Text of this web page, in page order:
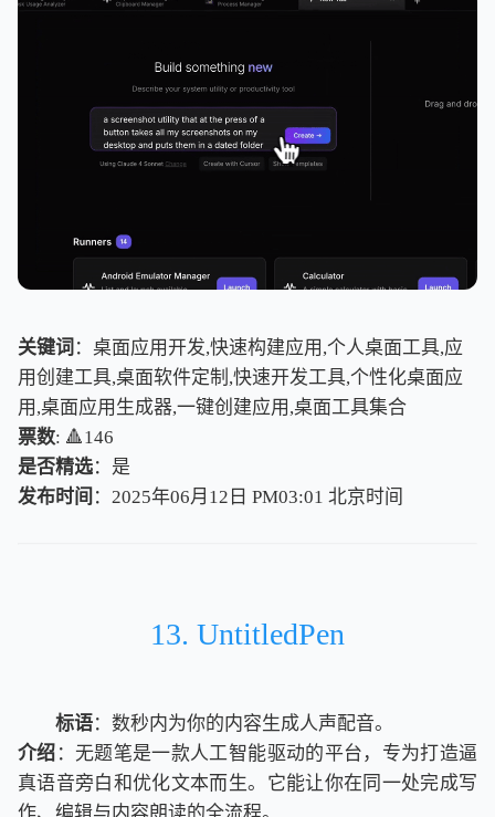
关键词 ：桌面应用开发,快速构建应用,个人桌面工具,应
用创建工具,桌面软件定制,快速开发工具,个性化桌面应
用,桌面应用生成器,一键创建应用,桌面工具集合
票数: 🔺146
是否精选：是
发布时间 ：2025年06月12日 PM03:01 北京时间
北京时间
13. UntitledPen
标语：数秒内为你的内容生成人声配音。
介绍 ：无题笔是一款人工智能驱动的平台，专为打造逼
真语音旁白和优化文本而生。它能让你在同一处完成写